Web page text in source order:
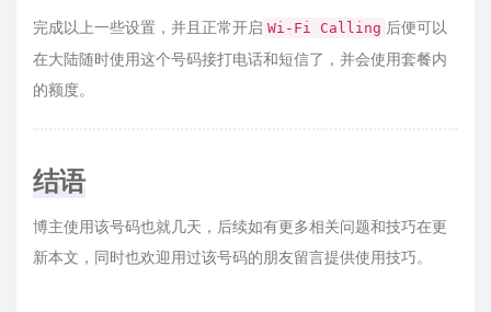
完成以上一些设置，并且正常开启 Wi-Fi Calling 后便可以
在大陆随时使用这个号码接打电话和短信了，并会使用套餐内
的额度。
结语
博主使用该号码也就几天，后续如有更多相关问题和技巧在更
新本文，同时也欢迎用过该号码的朋友留言提供使用技巧。